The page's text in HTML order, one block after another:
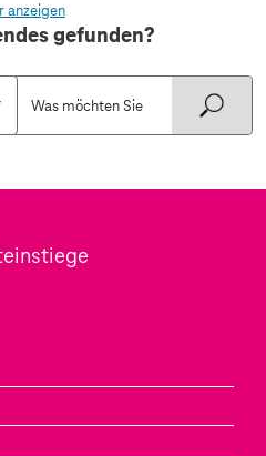
anzeigen
gefunden?